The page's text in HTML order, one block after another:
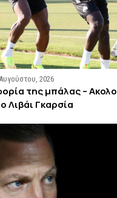
2026
της μπάλας –
Λιβάι Γκαρσία